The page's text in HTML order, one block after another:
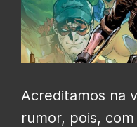
Acreditamos na
rumor, pois,